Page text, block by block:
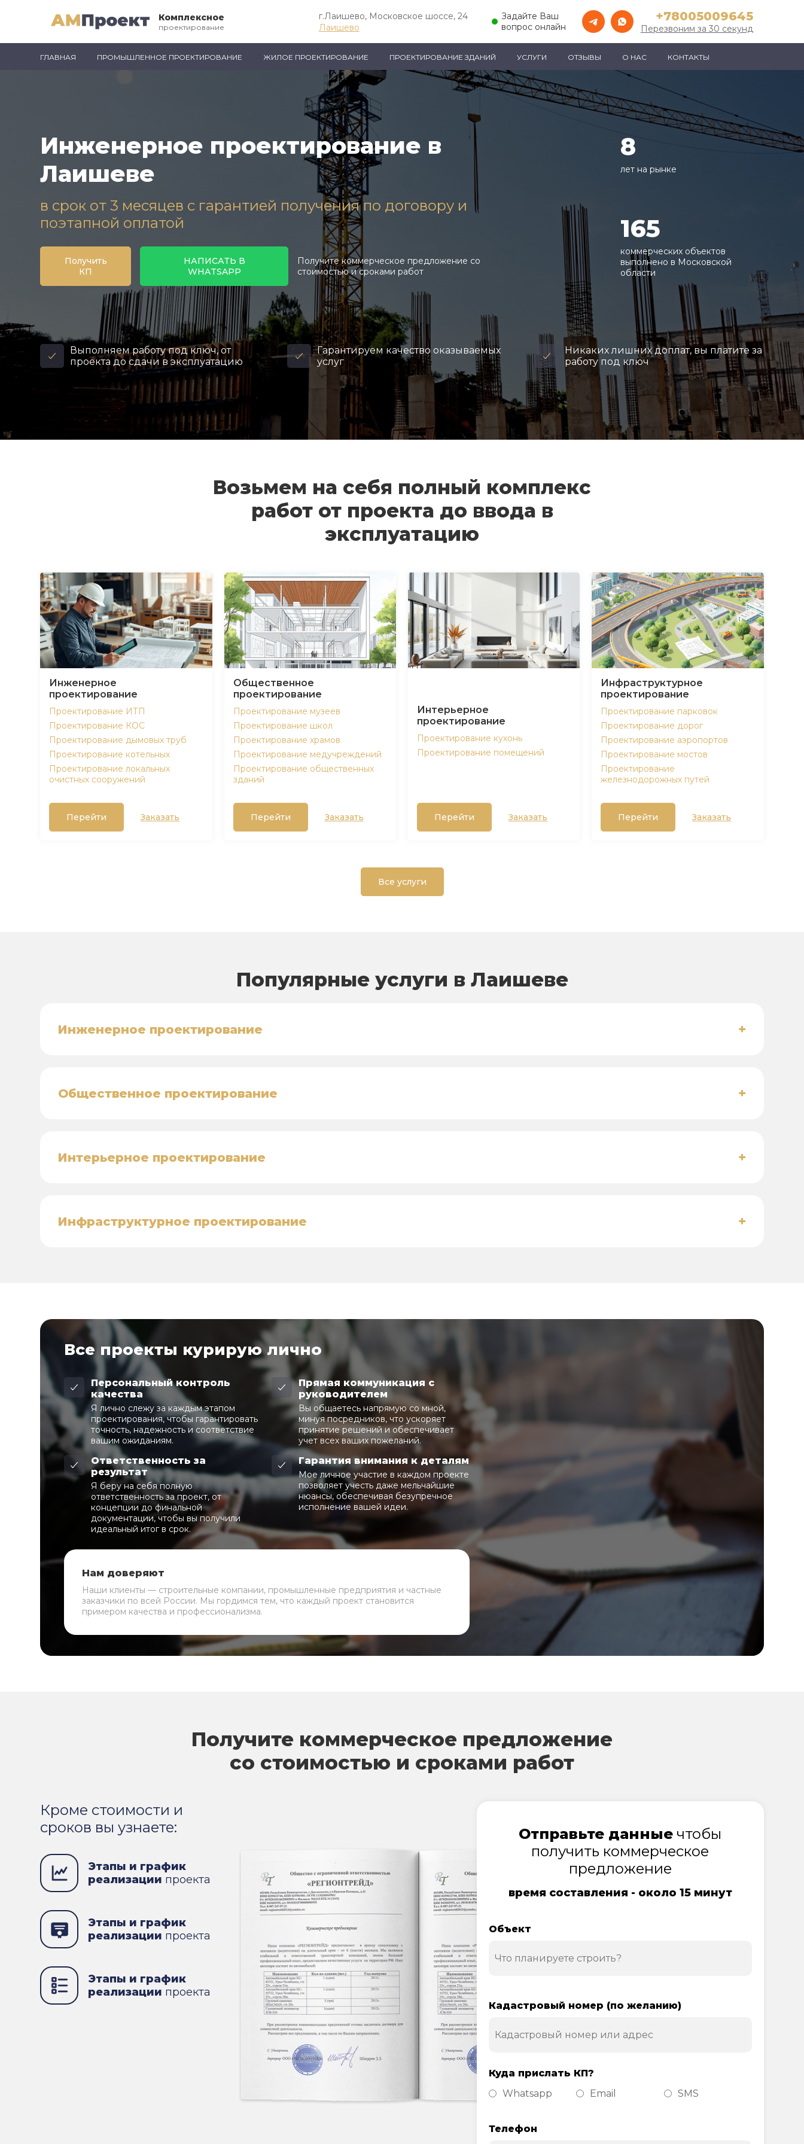
Комплексное
проектирование
г.Лаишево, Московское шоссе, 24
Лаишево
Задайте Ваш
вопрос онлайн
+78005009645
Перезвоним за 30 секунд
ГЛАВНАЯ ПРОМЫШЛЕННОЕ ПРОЕКТИРОВАНИЕ ЖИЛОЕ ПРОЕКТИРОВАНИЕ ПРОЕКТИРОВАНИЕ ЗДАНИЙ УСЛУГИ ОТЗЫВЫ О НАС КОНТАКТЫ
Инженерное проектирование в
Лаишеве
в срок от 3 месяцев с гарантией получения по договору и
поэтапной оплатой
Получить
КП
НАПИСАТЬ В
WHATSAPP
Получите коммерческое предложение со
стоимостью и сроками работ
8
лет на рынке
165
коммерческих объектов
выполнено в Московской
области
Выполняем работу под ключ, от
проекта до сдачи в эксплуатацию
Гарантируем качество оказываемых
услуг
Никаких лишних доплат, вы платите за
работу под ключ
Возьмем на себя полный комплекс
работ от проекта до ввода в
эксплуатацию
Инженерное
проектирование
Проектирование ИТП
Проектирование КОС
Проектирование дымовых труб
Проектирование котельных
Проектирование локальных
очистных сооружений
Перейти Заказать
Общественное
проектирование
Проектирование музеев
Проектирование школ
Проектирование храмов
Проектирование медучреждений
Проектирование общественных
зданий
Перейти Заказать
Интерьерное
проектирование
Проектирование кухонь
Проектирование помещений
Перейти Заказать
Инфраструктурное
проектирование
Проектирование парковок
Проектирование дорог
Проектирование аэропортов
Проектирование мостов
Проектирование
железнодорожных путей
Перейти Заказать
Все услуги
Популярные услуги в Лаишеве
Инженерное проектирование +
Общественное проектирование +
Интерьерное проектирование +
Инфраструктурное проектирование +
Все проекты курирую лично
Персональный контроль
качества
Я лично слежу за каждым этапом
проектирования, чтобы гарантировать
точность, надежность и соответствие
вашим ожиданиям.
Прямая коммуникация с
руководителем
Вы общаетесь напрямую со мной,
минуя посредников, что ускоряет
принятие решений и обеспечивает
учет всех ваших пожеланий.
Ответственность за
результат
Я беру на себя полную
ответственность за проект, от
концепции до финальной
документации, чтобы вы получили
идеальный итог в срок.
Гарантия внимания к деталям
Мое личное участие в каждом проекте
позволяет учесть даже мельчайшие
нюансы, обеспечивая безупречное
исполнение вашей идеи.
Нам доверяют
Наши клиенты — строительные компании, промышленные предприятия и частные
заказчики по всей России. Мы гордимся тем, что каждый проект становится
примером качества и профессионализма.
Получите коммерческое предложение
со стоимостью и сроками работ
Кроме стоимости и
сроков вы узнаете:
Этапы и график
реализации проекта
Этапы и график
реализации проекта
Этапы и график
реализации проекта
Отправьте данные чтобы
получить коммерческое
предложение
время составления - около 15 минут
Объект
Кадастровый номер (по желанию)
Куда прислать КП?
Whatsapp
Email SMS
Телефон